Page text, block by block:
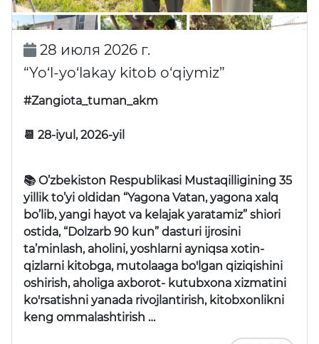
28 июля 2026 г.
“Yo‘l-yo‘lakay kitob o‘qiymiz”
#Zangiota_tuman_akm
📆 28-iyul, 2026-yil
📚 O’zbekiston Respublikasi Mustaqilligining 35
yillik to’yi oldidan “Yagona Vatan, yagona xalq
bo’lib, yangi hayot va kelajak yaratamiz” shiori
ostida, “Dolzarb 90 kun” dasturi ijrosini
ta’minlash, aholini, yoshlarni ayniqsa xotin-
qizlarni kitobga, mutolaaga bo'lgan qiziqishini
oshirish, aholiga axborot- kutubxona xizmatini
ko'rsatishni yanada rivojlantirish, kitobxonlikni
keng ommalashtirish …